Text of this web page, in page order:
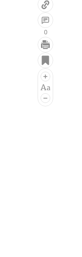
Điện ảnh
Âm nhạc
0